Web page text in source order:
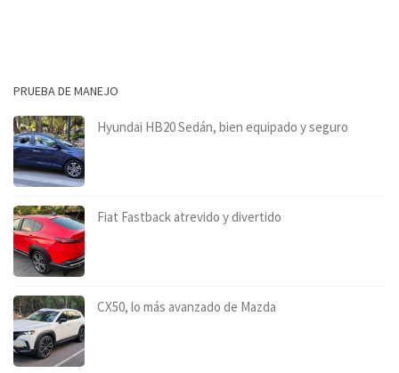
PRUEBA DE MANEJO
Hyundai HB20 Sedán, bien equipado y seguro
Fiat Fastback atrevido y divertido
CX50, lo más avanzado de Mazda